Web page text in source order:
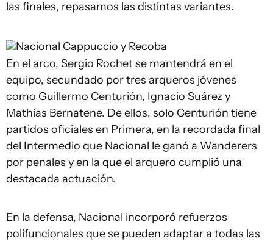
las finales, repasamos las distintas variantes.
Nacional Cappuccio y Recoba
En el arco, Sergio Rochet se mantendrá en el
equipo, secundado por tres arqueros jóvenes
como Guillermo Centurión, Ignacio Suárez y
Mathías Bernatene. De ellos, solo Centurión tiene
partidos oficiales en Primera, en la recordada final
del Intermedio que Nacional le ganó a Wanderers
por penales y en la que el arquero cumplió una
destacada actuación.
En la defensa, Nacional incorporó refuerzos
polifuncionales que se pueden adaptar a todas las